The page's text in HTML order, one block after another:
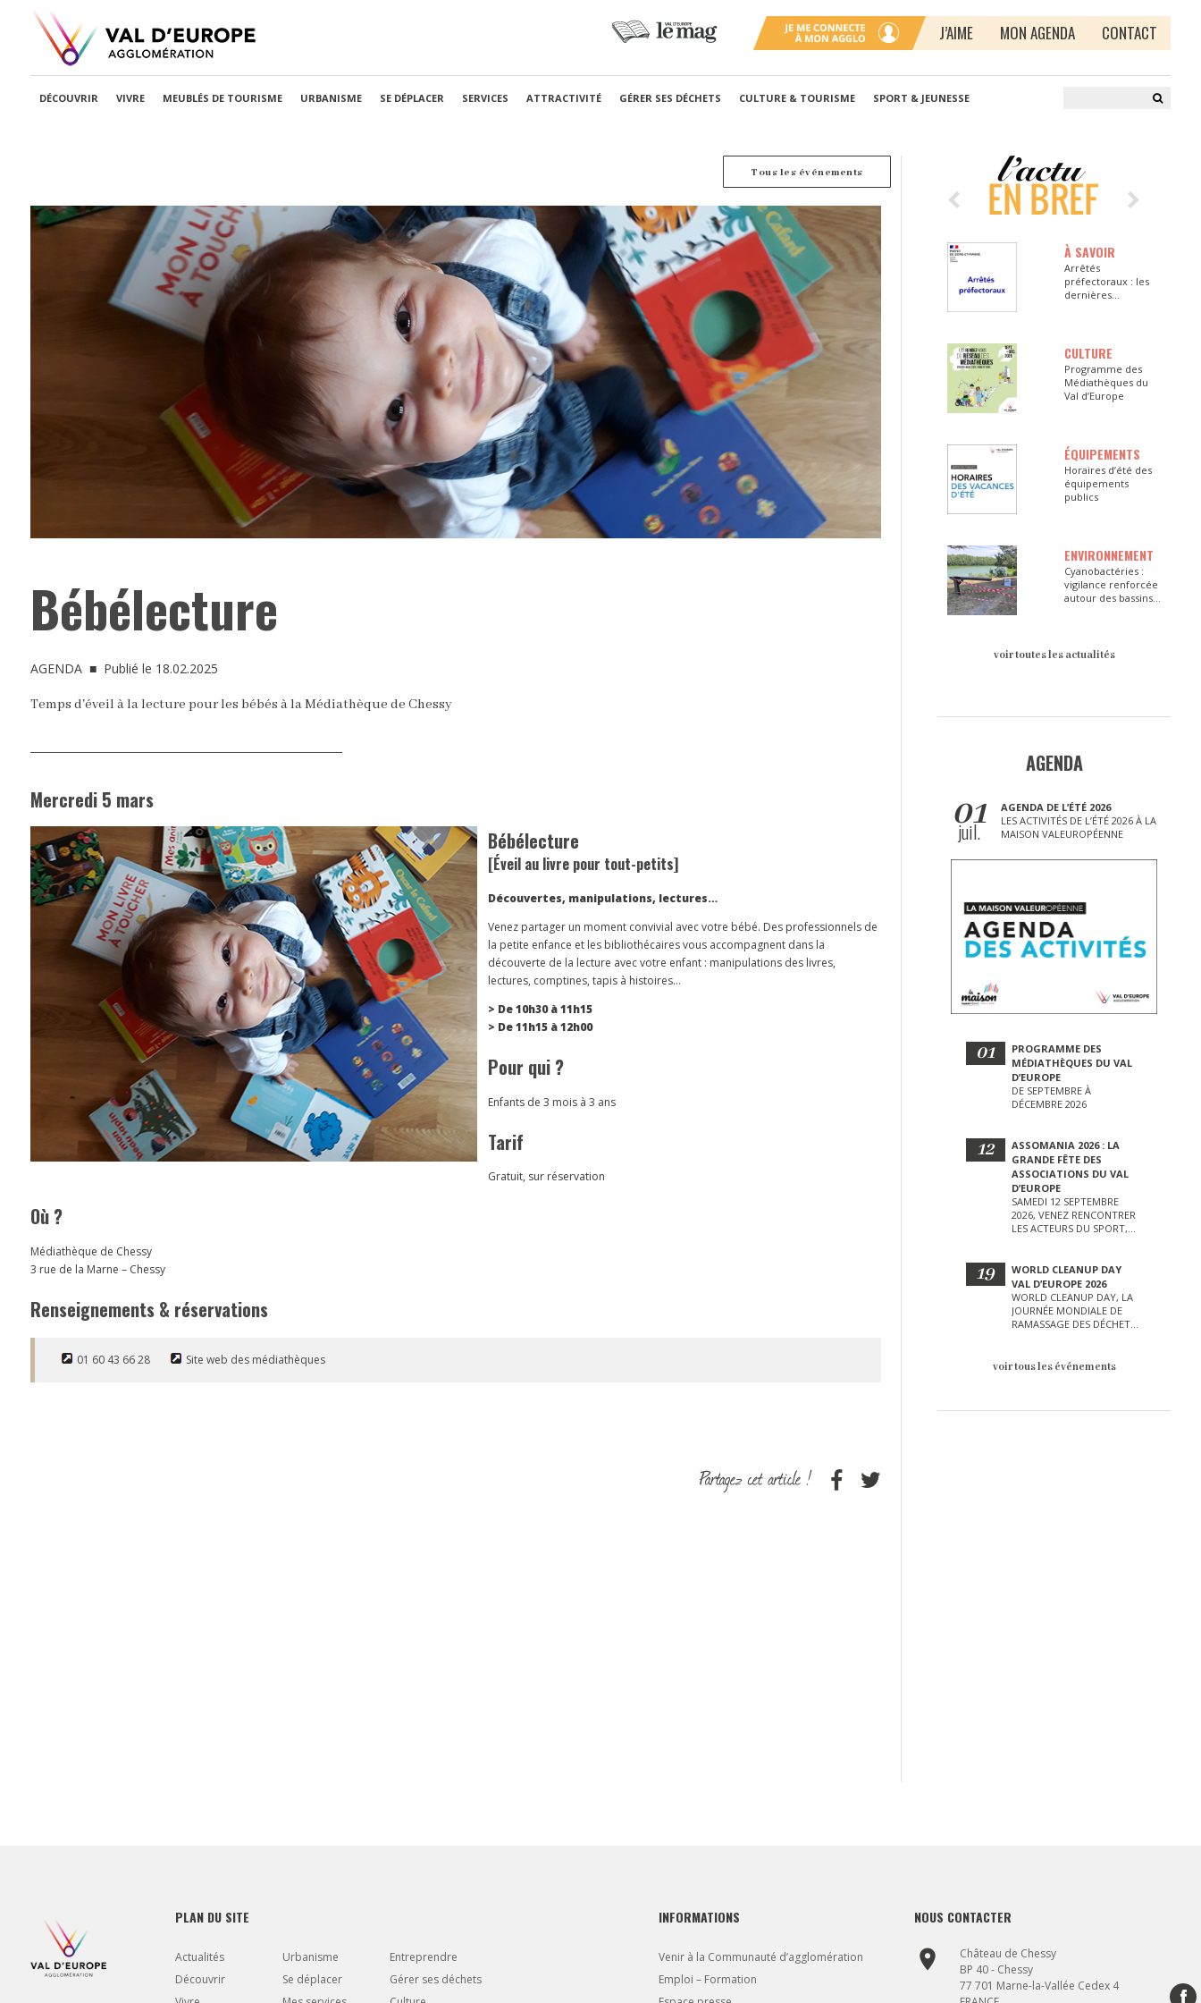
J’AIME MON AGENDA CONTACT
DÉCOUVRIR VIVRE MEUBLÉS DE TOURISME URBANISME SE DÉPLACER SERVICES ATTRACTIVITÉ GÉRER SES DÉCHETS CULTURE & TOURISME SPORT & JEUNESSE
Tous les événements
Bébélecture
AGENDA■ Publié le 18.02.2025
Temps d'éveil à la lecture pour les bébés à la Médiathèque de Chessy
Mercredi 5 mars
Bébélecture
[Éveil au livre pour tout-petits]
Découvertes, manipulations, lectures…
Venez partager un moment convivial avec votre bébé. Des professionnels de
la petite enfance et les bibliothécaires vous accompagnent dans la
découverte de la lecture avec votre enfant : manipulations des livres,
lectures, comptines, tapis à histoires…
> De 10h30 à 11h15
> De 11h15 à 12h00
Pour qui ?
Enfants de 3 mois à 3 ans
Tarif
Gratuit, sur réservation
Où ?
Médiathèque de Chessy
3 rue de la Marne – Chessy
Renseignements & réservations
01 60 43 66 28 Site web des médiathèques
À SAVOIR
Arrêtés
préfectoraux : les
dernières
CULTURE
Programme des
Médiathèques du
Val d’Europe
ÉQUIPEMENTS
Horaires d’été des
équipements
publics
ENVIRONNEMENT
Cyanobactéries :
vigilance renforcée
autour des bassins
voir toutes les actualités
AGENDA
01
juil.
AGENDA DE L’ÉTÉ 2026
LES ACTIVITÉS DE L’ÉTÉ 2026 À LA
MAISON VALEUROPÉENNE
01
PROGRAMME DES
MÉDIATHÈQUES DU VAL
D’EUROPE
DE SEPTEMBRE À
DÉCEMBRE 2026
12
ASSOMANIA 2026 : LA
GRANDE FÊTE DES
ASSOCIATIONS DU VAL
D’EUROPE
SAMEDI 12 SEPTEMBRE
2026, VENEZ RENCONTRER
LES ACTEURS DU SPORT,
D’AUTRES LORS DE CETTE
JOURNÉE EXCEPTIONNELLE.
19
WORLD CLEANUP DAY
VAL D’EUROPE 2026
WORLD CLEANUP DAY, LA
JOURNÉE MONDIALE DE
RAMASSAGE DES DÉCHETS
D’EUROPE !
voir tous les événements
PLAN DU SITE
Actualités
Découvrir
Urbanisme
Se déplacer
Entreprendre
Gérer ses déchets
INFORMATIONS
Venir à la Communauté d’agglomération
Emploi – Formation
NOUS CONTACTER
place
Château de Chessy
BP 40 - Chessy
77 701 Marne-la-Vallée Cedex 4